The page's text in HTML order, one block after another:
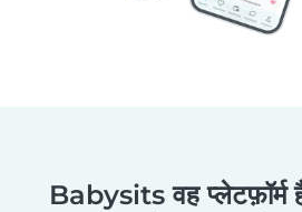
Babysits वह प्लेटफ़ॉर्म है